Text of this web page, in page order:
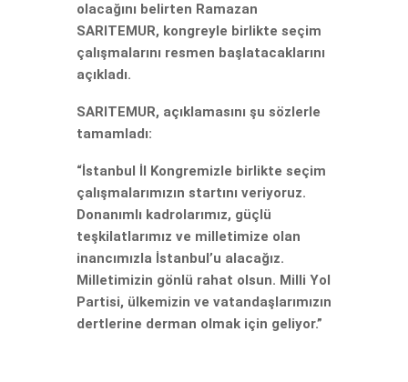
olacağını belirten Ramazan
SARITEMUR, kongreyle birlikte seçim
çalışmalarını resmen başlatacaklarını
açıkladı.
SARITEMUR, açıklamasını şu sözlerle
tamamladı:
“İstanbul İl Kongremizle birlikte seçim
çalışmalarımızın startını veriyoruz.
Donanımlı kadrolarımız, güçlü
teşkilatlarımız ve milletimize olan
inancımızla İstanbul’u alacağız.
Milletimizin gönlü rahat olsun. Milli Yol
Partisi, ülkemizin ve vatandaşlarımızın
dertlerine derman olmak için geliyor.”